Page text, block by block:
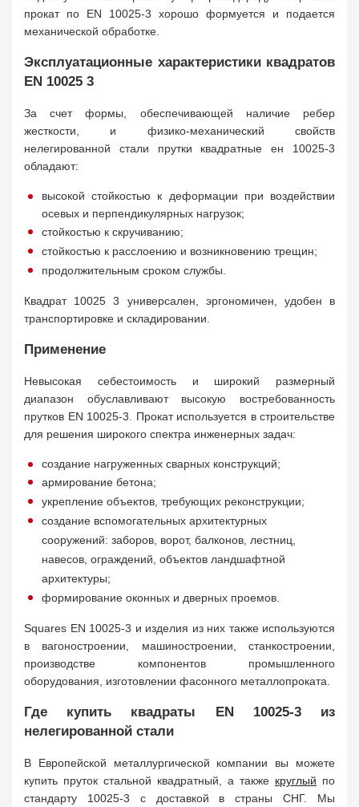
прокат по EN 10025-3 хорошо формуется и подается
механической обработке.
Эксплуатационные характеристики квадратов
EN 10025 3
За счет формы, обеспечивающей наличие ребер
жесткости, и физико-механический свойств
нелегированной стали прутки квадратные ен 10025-3
обладают:
высокой стойкостью к деформации при воздействии
осевых и перпендикулярных нагрузок;
стойкостью к скручиванию;
стойкостью к расслоению и возникновению трещин;
продолжительным сроком службы.
Квадрат 10025 3 универсален, эргономичен, удобен в
транспортировке и складировании.
Применение
Невысокая себестоимость и широкий размерный
диапазон обуславливают высокую востребованность
прутков EN 10025-3. Прокат используется в строительстве
для решения широкого спектра инженерных задач:
создание нагруженных сварных конструкций;
армирование бетона;
укрепление объектов, требующих реконструкции;
создание вспомогательных архитектурных
сооружений: заборов, ворот, балконов, лестниц,
навесов, ограждений, объектов ландшафтной
архитектуры;
формирование оконных и дверных проемов.
Squares EN 10025-3 и изделия из них также используются
в вагоностроении, машиностроении, станкостроении,
производстве компонентов промышленного
оборудования, изготовлении фасонного металлопроката.
Где купить квадраты EN 10025-3 из
нелегированной стали
В Европейской металлургической компании вы можете
купить пруток стальной квадратный, а также круглый по
стандарту 10025-3 с доставкой в страны СНГ. Мы